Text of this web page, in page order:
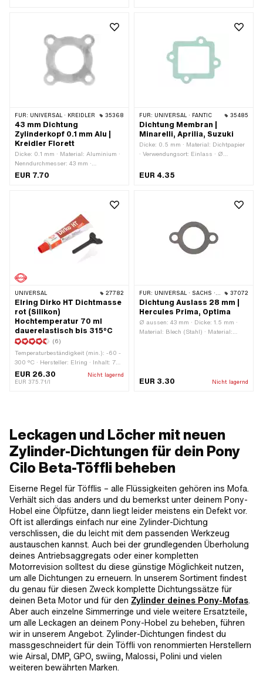
FÜR: UNIVERSAL · KREIDLER 35368
43 mm Dichtung
Zylinderkopf 0.1 mm Alu |
Kreidler Florett
Dicke: 0.1 mm · Material: Aluminium ·
Nenndurchmesser: 43 mm ·
Verwendungsort: Zylinderkopf · Ø
EUR 7.70
FÜR: UNIVERSAL · FANTIC 35485
Dichtung Membran |
Minarelli, Aprilia, Suzuki
Dicke: 0.5 mm · Material: Dichtpapier
· Verwendungsort: Einlass · Ø
Anwendungsbereich: Racing ·
EUR 4.35
UNIVERSAL 27782
Elring Dirko HT Dichtmasse
rot (Silikon)
Hochtemperatur 70 ml
dauerelastisch bis 315°C
(6)
Temperaturbeständigkeit (min.): -60 -
300 °C · Hersteller: Elring · Inhalt: 70
ml · Gefahrenhinweis: Verursacht
schwere Augenreizung · Farbe: rot ·
Spaltmass (max.): 2 mm
EUR 26.30
Nicht lagernd
EUR 375.71/l
FÜR: UNIVERSAL · SACHS · HERCULES 37072
Dichtung Auslass 28 mm |
Hercules Prima, Optima
Ø aussen: 43 mm · Dicke: 1.5 mm ·
Material: Blech (Stahl) · Material:
Lochabstand: 50 mm
EUR 3.30 Nicht lagernd
Leckagen und Löcher mit neuen
Zylinder-Dichtungen für dein Pony
Cilo Beta-Töffli beheben
Eiserne Regel für Töfflis – alle Flüssigkeiten gehören ins Mofa.
Verhält sich das anders und du bemerkst unter deinem Pony-
Hobel eine Ölpfütze, dann liegt leider meistens ein Defekt vor.
Oft ist allerdings einfach nur eine Zylinder-Dichtung
verschlissen, die du leicht mit dem passenden Werkzeug
austauschen kannst. Auch bei der grundlegenden Überholung
deines Antriebsaggregats oder einer kompletten
Motorrevision solltest du diese günstige Möglichkeit nutzen,
um alle Dichtungen zu erneuern. In unserem Sortiment findest
du genau für diesen Zweck komplette Dichtungssätze für
deinen Beta Motor und für den Zylinder deines Pony-Mofas.
Aber auch einzelne Simmerringe und viele weitere Ersatzteile,
um alle Leckagen an deinem Pony-Hobel zu beheben, führen
wir in unserem Angebot. Zylinder-Dichtungen findest du
massgeschneidert für dein Töffli von renommierten Herstellern
wie Airsal, DMP, GPO, swiing, Malossi, Polini und vielen
weiteren bewährten Marken.